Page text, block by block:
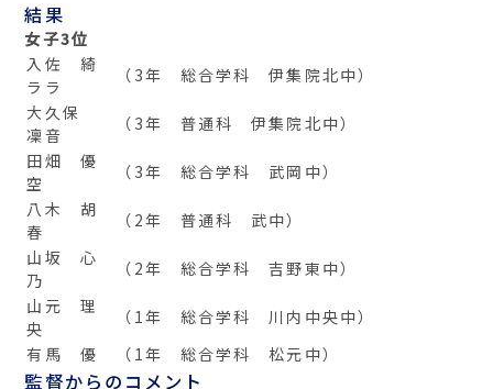
結果
女子3位
入佐 綺
ララ
（3年 総合学科 伊集院北中）
大久保
凜音
（3年 普通科 伊集院北中）
田畑 優
空
（3年 総合学科 武岡中）
八木 胡
春
（2年 普通科 武中）
山坂 心
乃
（2年 総合学科 吉野東中）
山元 理
央
（1年 総合学科 川内中央中）
有馬 優
（1年 総合学科 松元中）
監督からのコメント